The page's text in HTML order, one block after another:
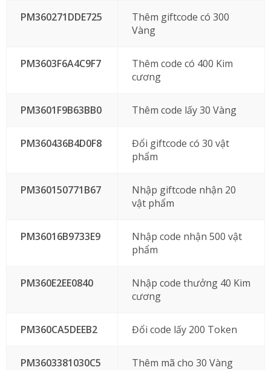
PM360271DDE725
Thêm giftcode có 300
Vàng
PM3603F6A4C9F7
Thêm code có 400 Kim
cương
PM3601F9B63BB0 Thêm code lấy 30 Vàng
PM360436B4D0F8
Đổi giftcode có 30 vật
phẩm
PM360150771B67
Nhập giftcode nhận 20
vật phẩm
PM36016B9733E9
Nhập code nhận 500 vật
phẩm
PM360E2EE0840
Nhập code thưởng 40 Kim
cương
PM360CA5DEEB2 Đổi code lấy 200 Token
PM3603381030C5 Thêm mã cho 30 Vàng